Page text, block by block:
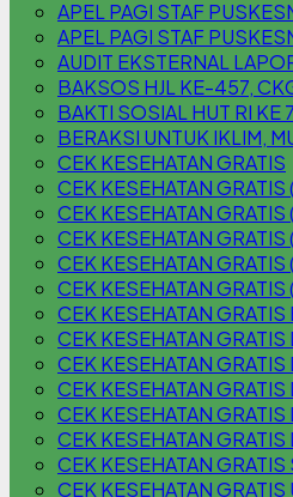
APEL PAGI STAF
APEL PAGI STAF
AUDIT EKSTERNAL
BAKSOS HJL KE-457,
BAKTI SOSIAL HUT RI KE
BERAKSI UNTUK IKLIM,
CEK KESEHATAN GRATIS
CEK KESEHATAN
CEK KESEHATAN
CEK KESEHATAN
CEK KESEHATAN
CEK KESEHATAN
CEK KESEHATAN GRATIS
CEK KESEHATAN
CEK KESEHATAN
CEK KESEHATAN GRATIS
CEK KESEHATAN
CEK KESEHATAN
CEK KESEHATAN
CEK KESEHATAN